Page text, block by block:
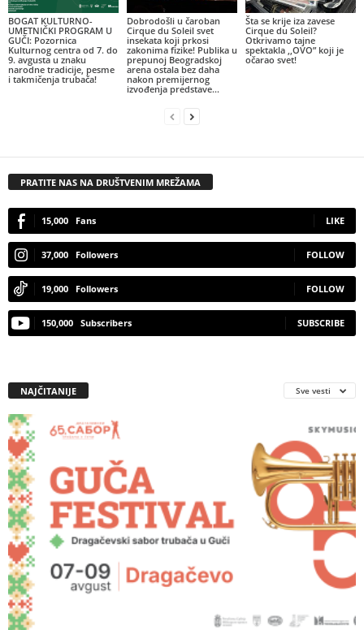
BOGAT KULTURNO-
UMETNIČKI PROGRAM U
GUČI: Pozornica
Kulturnog centra od 7. do
9. avgusta u znaku
narodne tradicije, pesme
i takmičenja trubača!
Dobrodošli u čaroban
Cirque du Soleil svet
insekata koji prkosi
zakonima fizike! Publika u
prepunoj Beogradskoj
arena ostala bez daha
nakon premijernog
izvođenja predstave...
Šta se krije iza zavese
Cirque du Soleil?
Otkrivamo tajne
spektakla ,,OVO” koji je
očarao svet!
PRATITE NAS NA DRUŠTVENIM MREŽAMA
15,000 Fans LIKE
37,000 Followers FOLLOW
19,000 Followers FOLLOW
150,000 Subscribers SUBSCRIBE
NAJČITANIJE Sve vesti